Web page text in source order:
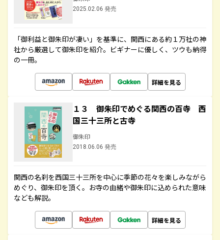
2025.02.06 発売
「御利益と御朱印が凄い」を基準に、関西にある約１万社の神
社から厳選して御朱印を紹介。ビギナーに優しく、ツウも納得
の一冊。
詳細を見る
１３ 御朱印でめぐる関西の百寺 西
国三十三所と古寺
御朱印
2018.06.06 発売
関西の名刹を西国三十三所を中心に季節の花々を楽しみながら
めぐり、御朱印を頂く。お寺の由緒や御朱印に込められた意味
なども解説。
詳細を見る